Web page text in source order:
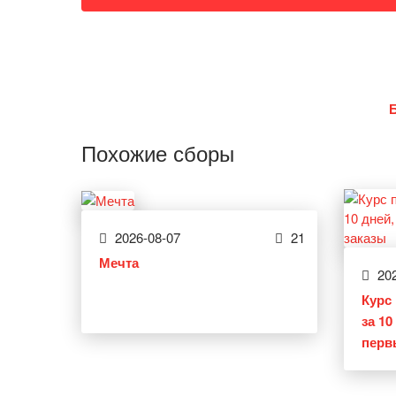
Похожие сборы
2026-08-07 21
Мечта
Курс
за